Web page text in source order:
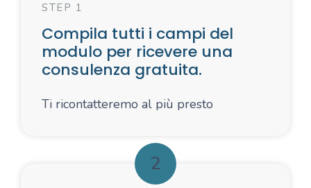
STEP 1
Compila tutti i campi del
modulo per ricevere una
consulenza gratuita.
Ti ricontatteremo al più presto
2